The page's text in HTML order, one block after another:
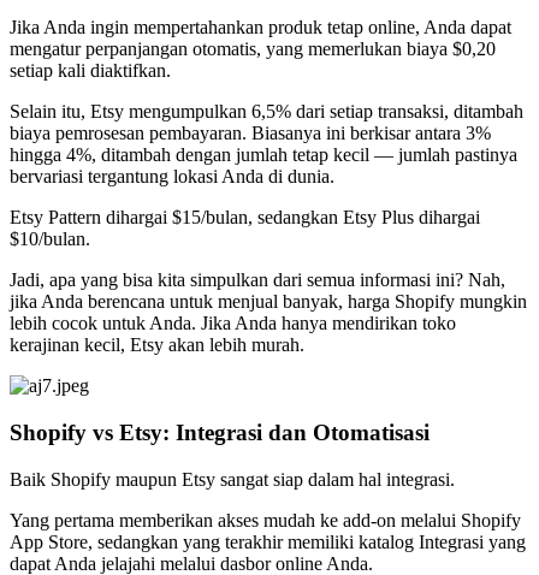
Jika Anda ingin mempertahankan produk tetap online, Anda dapat
mengatur perpanjangan otomatis, yang memerlukan biaya $0,20
setiap kali diaktifkan.
Selain itu, Etsy mengumpulkan 6,5% dari setiap transaksi, ditambah
biaya pemrosesan pembayaran. Biasanya ini berkisar antara 3%
hingga 4%, ditambah dengan jumlah tetap kecil — jumlah pastinya
bervariasi tergantung lokasi Anda di dunia.
Etsy Pattern dihargai $15/bulan, sedangkan Etsy Plus dihargai
$10/bulan.
Jadi, apa yang bisa kita simpulkan dari semua informasi ini? Nah,
jika Anda berencana untuk menjual banyak, harga Shopify mungkin
lebih cocok untuk Anda. Jika Anda hanya mendirikan toko
kerajinan kecil, Etsy akan lebih murah.
Shopify vs Etsy: Integrasi dan Otomatisasi
Baik Shopify maupun Etsy sangat siap dalam hal integrasi.
Yang pertama memberikan akses mudah ke add-on melalui Shopify
App Store, sedangkan yang terakhir memiliki katalog Integrasi yang
dapat Anda jelajahi melalui dasbor online Anda.